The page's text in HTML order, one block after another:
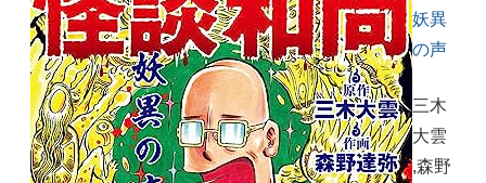
妖異
の声
三木
大雲
,森野